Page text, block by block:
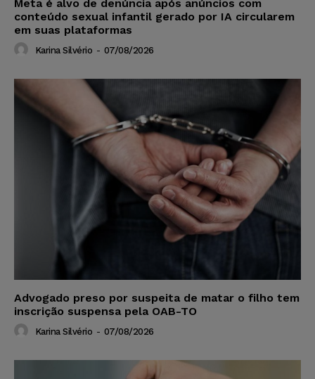
Meta é alvo de denúncia após anúncios com
conteúdo sexual infantil gerado por IA circularem
em suas plataformas
Karina Silvério - 07/08/2026
Advogado preso por suspeita de matar o filho tem
inscrição suspensa pela OAB-TO
Karina Silvério - 07/08/2026